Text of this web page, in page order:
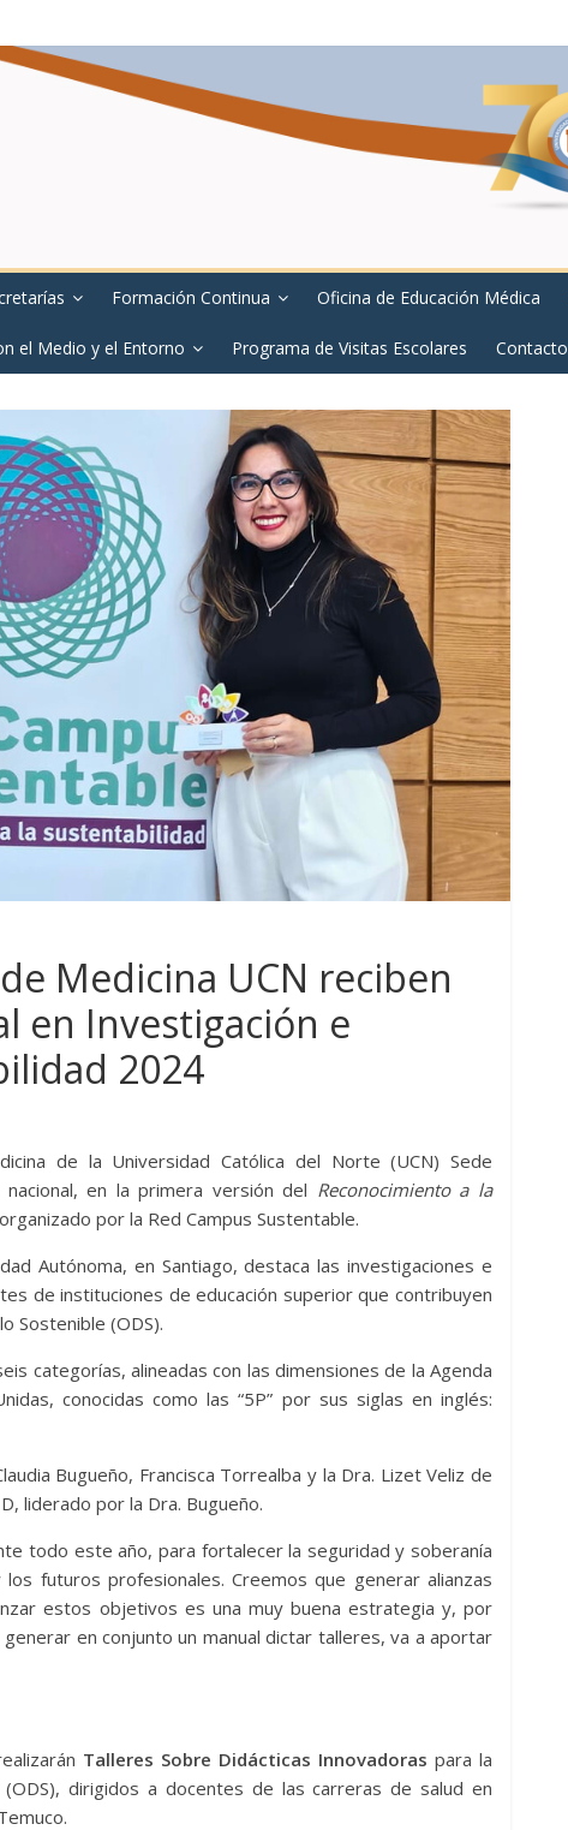
Formación Continua Oficina de Educación Médica
el Medio y el Entorno Programa de Visitas Escolares Contacto
Medicina UCN reciben
en Investigación e
2024
de la Universidad Católica del Norte (UCN) Sede
en la primera versión del Reconocimiento a la
por la Red Campus Sustentable.
Autónoma, en Santiago, destaca las investigaciones e
de instituciones de educación superior que contribuyen
Sostenible (ODS).
categorías, alineadas con las dimensiones de la Agenda
conocidas como las “5P” por sus siglas en inglés:
Bugueño, Francisca Torrealba y la Dra. Lizet Veliz de
liderado por la Dra. Bugueño.
todo este año, para fortalecer la seguridad y soberanía
futuros profesionales. Creemos que generar alianzas
estos objetivos es una muy buena estrategia y, por
en conjunto un manual dictar talleres, va a aportar
Talleres Sobre Didácticas Innovadoras para la
dirigidos a docentes de las carreras de salud en